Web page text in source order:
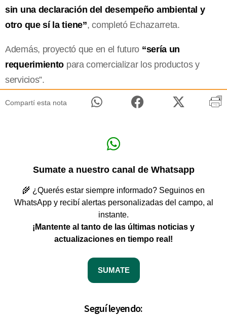
sin una declaración del desempeño ambiental y
otro que sí la tiene”, completó Echazarreta.
Además, proyectó que en el futuro “sería un
requerimiento para comercializar los productos y
servicios”.
Compartí esta nota
Sumate a nuestro canal de Whatsapp
🌾 ¿Querés estar siempre informado? Seguinos en
WhatsApp y recibí alertas personalizadas del campo, al
instante.
¡Mantente al tanto de las últimas noticias y
actualizaciones en tiempo real!
SUMATE
Seguí leyendo: